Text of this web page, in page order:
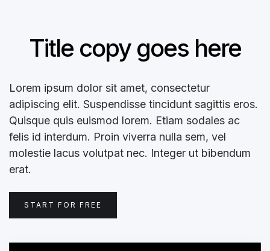
Title copy goes here
Lorem ipsum dolor sit amet, consectetur
adipiscing elit. Suspendisse tincidunt sagittis eros.
Quisque quis euismod lorem. Etiam sodales ac
felis id interdum. Proin viverra nulla sem, vel
molestie lacus volutpat nec. Integer ut bibendum
erat.
START FOR FREE